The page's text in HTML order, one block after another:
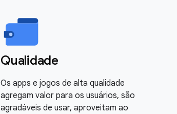
Qualidade
Os apps e jogos de alta qualidade
agregam valor para os usuários, são
agradáveis de usar, aproveitam ao